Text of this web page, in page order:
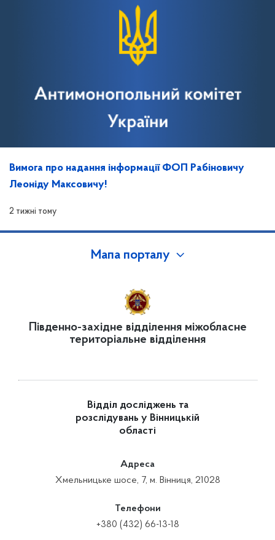
Вимога про надання інформації ФОП Рабіновичу
Леоніду Максовичу!
2 тижні тому
Мапа порталу
Південно-західне відділення міжобласне
територіальне відділення
Відділ досліджень та
розслідувань у Вінницькій
області
Адреса
Хмельницьке шосе, 7, м. Вінниця, 21028
Телефони
+380 (432) 66-13-18